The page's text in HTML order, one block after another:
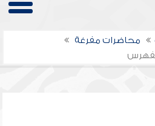
محاضرات مفرغة